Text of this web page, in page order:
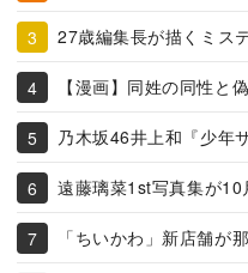
27歳編集長が描くミス
【漫画】同姓の同性と
乃木坂46井上和『少年
遠藤璃菜1st写真集が10
「ちいかわ」新店舗が